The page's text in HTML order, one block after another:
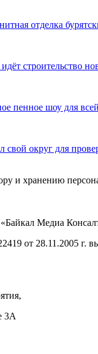
отделка
строительство
пенное шоу для
свой округ для
и хранению
Медиа
от 28.11.2005 г.
3А